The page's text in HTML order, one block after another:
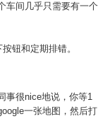
车间几乎只需要有一个
钮和定期排错。
事很nice地说，你等1
一张地图，然后打